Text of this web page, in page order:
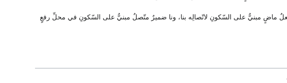
فعلٌ ماضٍ مبنيٌّ على السّكونِ لاتّصالِه بنا، ونا ضميرٌ متّصلٌ مبنيٌّ على السّكونِ في محلِّ رفعٍ